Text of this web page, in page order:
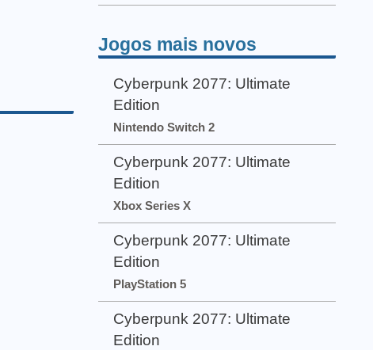
Jogos mais novos
Cyberpunk 2077: Ultimate
Edition
Nintendo Switch 2
Cyberpunk 2077: Ultimate
Edition
Xbox Series X
Cyberpunk 2077: Ultimate
Edition
PlayStation 5
Cyberpunk 2077: Ultimate
Edition